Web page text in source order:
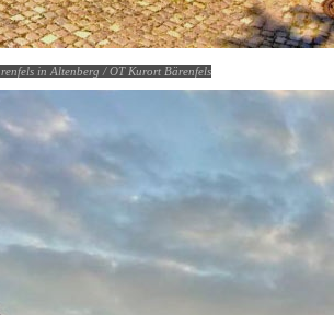
in Altenberg / OT Kurort Bärenfels